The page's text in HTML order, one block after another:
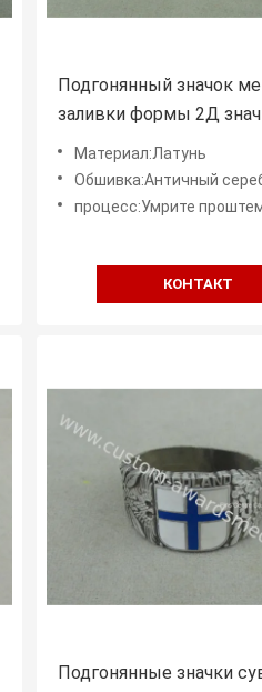
Подгонянный значок
заливки формы 2Д
сувенира стандартный
античный серебряный
Материал:Латунь
Обшивка:Античный
процесс:Умрите
КОНТАКТ
Подгонянные значки